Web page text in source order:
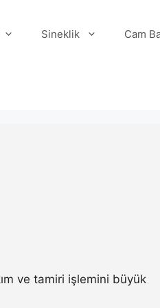
Sineklik Cam
ve tamiri işlemini büyük